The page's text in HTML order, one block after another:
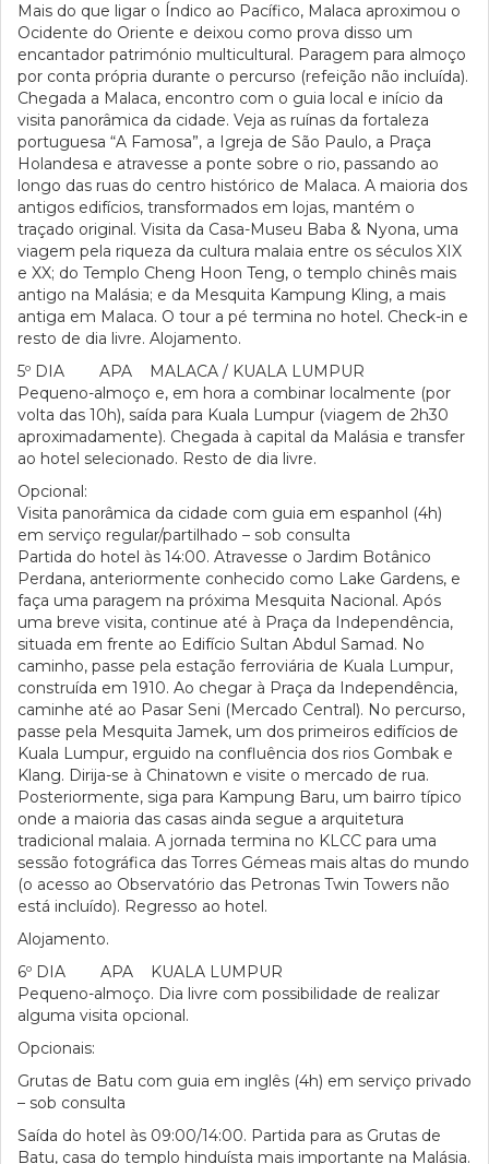
Mais do que ligar o Índico ao Pacífico, Malaca aproximou o
Ocidente do Oriente e deixou como prova disso um
encantador património multicultural. Paragem para almoço
por conta própria durante o percurso (refeição não incluída).
Chegada a Malaca, encontro com o guia local e início da
visita panorâmica da cidade. Veja as ruínas da fortaleza
portuguesa “A Famosa”, a Igreja de São Paulo, a Praça
Holandesa e atravesse a ponte sobre o rio, passando ao
longo das ruas do centro histórico de Malaca. A maioria dos
antigos edifícios, transformados em lojas, mantém o
traçado original. Visita da Casa-Museu Baba & Nyona, uma
viagem pela riqueza da cultura malaia entre os séculos XIX
e XX; do Templo Cheng Hoon Teng, o templo chinês mais
antigo na Malásia; e da Mesquita Kampung Kling, a mais
antiga em Malaca. O tour a pé termina no hotel. Check-in e
resto de dia livre. Alojamento.
5º DIA APA MALACA / KUALA LUMPUR
Pequeno-almoço e, em hora a combinar localmente (por
volta das 10h), saída para Kuala Lumpur (viagem de 2h30
aproximadamente). Chegada à capital da Malásia e transfer
ao hotel selecionado. Resto de dia livre.
Opcional:
Visita panorâmica da cidade com guia em espanhol (4h)
em serviço regular/partilhado – sob consulta
Partida do hotel às 14:00. Atravesse o Jardim Botânico
Perdana, anteriormente conhecido como Lake Gardens, e
faça uma paragem na próxima Mesquita Nacional. Após
uma breve visita, continue até à Praça da Independência,
situada em frente ao Edifício Sultan Abdul Samad. No
caminho, passe pela estação ferroviária de Kuala Lumpur,
construída em 1910. Ao chegar à Praça da Independência,
caminhe até ao Pasar Seni (Mercado Central). No percurso,
passe pela Mesquita Jamek, um dos primeiros edifícios de
Kuala Lumpur, erguido na confluência dos rios Gombak e
Klang. Dirija-se à Chinatown e visite o mercado de rua.
Posteriormente, siga para Kampung Baru, um bairro típico
onde a maioria das casas ainda segue a arquitetura
tradicional malaia. A jornada termina no KLCC para uma
sessão fotográfica das Torres Gémeas mais altas do mundo
(o acesso ao Observatório das Petronas Twin Towers não
está incluído). Regresso ao hotel.
Alojamento.
6º DIA APA KUALA LUMPUR
Pequeno-almoço. Dia livre com possibilidade de realizar
alguma visita opcional.
Opcionais:
Grutas de Batu com guia em inglês (4h) em serviço privado
– sob consulta
Saída do hotel às 09:00/14:00. Partida para as Grutas de
Batu, casa do templo hinduísta mais importante na Malásia.